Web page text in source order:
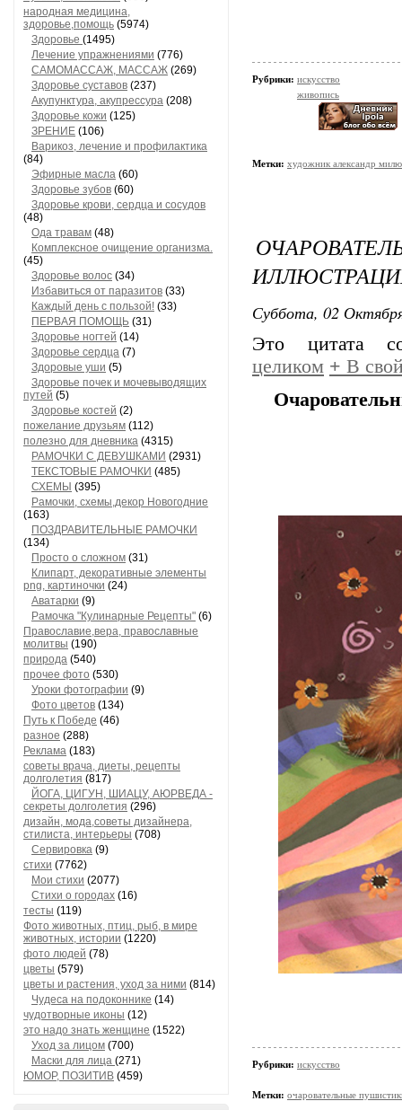
народная медицина,
здоровье,помощь (5974)
Здоровье (1495)
Лечение упражнениями (776)
САМОМАССАЖ, МАССАЖ (269)
Здоровье суставов (237)
Акупунктура, акупрессура (208)
Здоровье кожи (125)
ЗРЕНИЕ (106)
Варикоз, лечение и профилактика
(84)
Эфирные масла (60)
Здоровье зубов (60)
Здоровье крови, сердца и сосудов
(48)
Ода травам (48)
Комплексное очищение организма.
(45)
Здоровье волос (34)
Избавиться от паразитов (33)
Каждый день с пользой! (33)
ПЕРВАЯ ПОМОЩЬ (31)
Здоровье ногтей (14)
Здоровье сердца (7)
Здоровые уши (5)
Здоровье почек и мочевыводящих
путей (5)
Здоровье костей (2)
пожелание друзьям (112)
полезно для дневника (4315)
РАМОЧКИ С ДЕВУШКАМИ (2931)
ТЕКСТОВЫЕ РАМОЧКИ (485)
СХЕМЫ (395)
Рамочки, схемы,декор Новогодние
(163)
ПОЗДРАВИТЕЛЬНЫЕ РАМОЧКИ
(134)
Просто о сложном (31)
Клипарт, декоративные элементы
png, картиночки (24)
Аватарки (9)
Рамочка "Кулинарные Рецепты" (6)
Православие,вера, православные
молитвы (190)
природа (540)
прочее фото (530)
Уроки фотографии (9)
Фото цветов (134)
Путь к Победе (46)
разное (288)
Реклама (183)
советы врача, диеты, рецепты
долголетия (817)
ЙОГА, ЦИГУН, ШИАЦУ, АЮРВЕДА -
секреты долголетия (296)
дизайн, мода,советы дизайнера,
стилиста, интерьеры (708)
Сервировка (9)
стихи (7762)
Мои стихи (2077)
Стихи о городах (16)
тесты (119)
Фото животных, птиц, рыб, в мире
животных, истории (1220)
фото людей (78)
цветы (579)
цветы и растения, уход за ними (814)
Чудеса на подоконнике (14)
чудотворные иконы (12)
это надо знать женщине (1522)
Уход за лицом (700)
Маски для лица (271)
ЮМОР, ПОЗИТИВ (459)
Рубрики: искусство
живопись
Метки: художник александр
Суббота, 02
Это цитата
целиком + В
Рубрики: искусство
Метки: очаровательные